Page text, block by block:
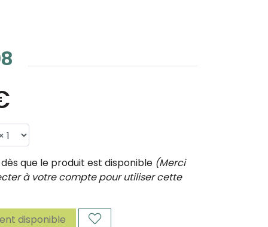
que le produit est disponible (Merci
à votre compte pour utiliser cette
disponible